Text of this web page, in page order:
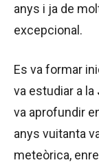
anys i ja de
excepcional.
Es va formar
va estudiar a la
va aprofundir
anys vuitanta
meteòrica,